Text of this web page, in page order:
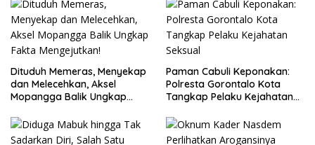
Dituduh Memeras, Menyekap
dan Melecehkan, Aksel
Mopangga Balik Ungkap
Paman Cabuli Keponakan:
Polresta Gorontalo Kota
Tangkap Pelaku Kejahatan